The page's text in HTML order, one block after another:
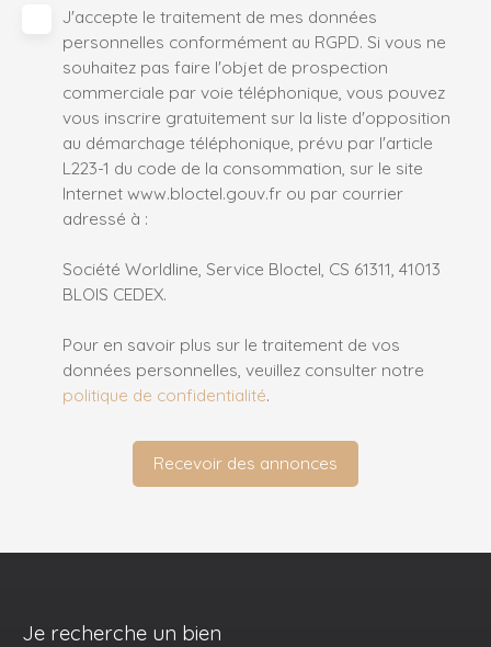
J'accepte le traitement de mes données
personnelles conformément au RGPD. Si vous ne
souhaitez pas faire l'objet de prospection
commerciale par voie téléphonique, vous pouvez
vous inscrire gratuitement sur la liste d'opposition
au démarchage téléphonique, prévu par l'article
L223-1 du code de la consommation, sur le site
Internet www.bloctel.gouv.fr ou par courrier
adressé à :
Société Worldline, Service Bloctel, CS 61311, 41013
BLOIS CEDEX.
Pour en savoir plus sur le traitement de vos
données personnelles, veuillez consulter notre
politique de confidentialité.
Recevoir des annonces
Je recherche un bien